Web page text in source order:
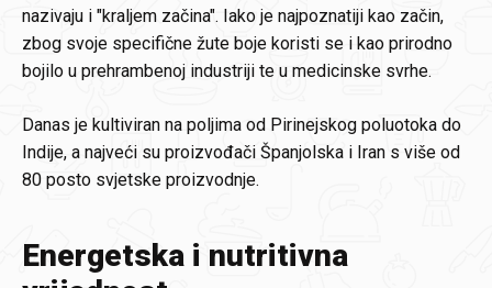
nazivaju i "kraljem začina". Iako je najpoznatiji kao začin,
zbog svoje specifične žute boje koristi se i kao prirodno
bojilo u prehrambenoj industriji te u medicinske svrhe.
Danas je kultiviran na poljima od Pirinejskog poluotoka do
Indije, a najveći su proizvođači Španjolska i Iran s više od
80 posto svjetske proizvodnje.
Energetska i nutritivna